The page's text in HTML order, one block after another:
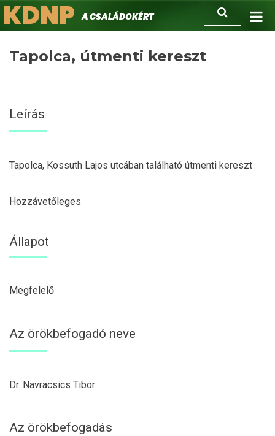
Ugrás
a
Keresés
KDNPA családokért.
Tapolca, útmenti kereszt
Leírás
Tapolca, Kossuth Lajos utcában található útmenti kereszt
Hozzávetőleges
Állapot
Megfelelő
Az örökbefogadó neve
Dr. Navracsics Tibor
Az örökbefogadás